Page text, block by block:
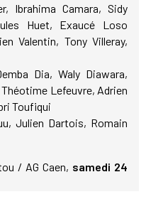
Ibrahima Camara, Sidy
Huet, Exaucé Loso
Valentin, Tony Villeray,
Dia, Waly Diawara,
Lefeuvre, Adrien
Toufiqui
Julien Dartois, Romain
/ AG Caen, samedi 24